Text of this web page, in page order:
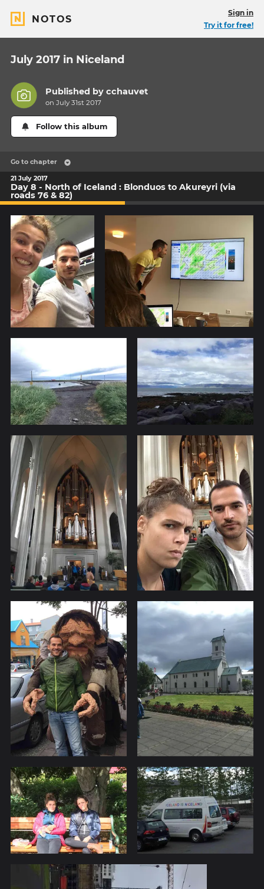
NOTOS
Sign in
Try it for free!
July 2017 in Niceland
Published bycchauvet
on July 31st 2017
Follow this album
Go to chapter
21 July 2017
Day 8 - North of Iceland : Blonduos to Akureyri (via
roads 76 & 82)